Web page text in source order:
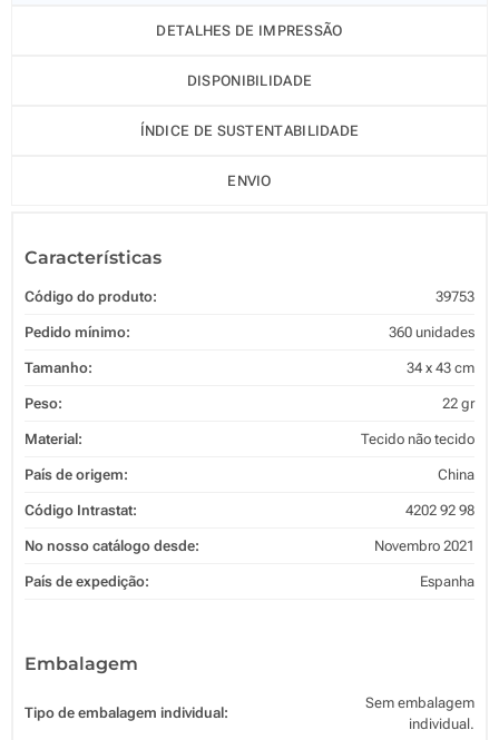
DETALHES DE IMPRESSÃO
DISPONIBILIDADE
ÍNDICE DE SUSTENTABILIDADE
ENVIO
Características
Código do produto: 39753
Pedido mínimo: 360 unidades
Tamanho: 34 x 43 cm
Peso: 22 gr
Material: Tecido não tecido
País de origem: China
Código Intrastat: 4202 92 98
No nosso catálogo desde: Novembro 2021
País de expedição: Espanha
Embalagem
Tipo de embalagem individual:
Sem embalagem
individual.